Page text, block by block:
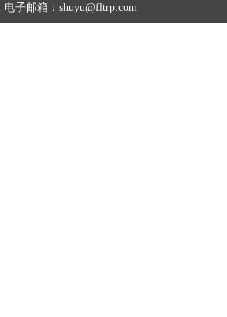
子邮箱：shuyu@fltrp.com